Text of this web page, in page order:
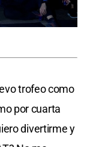
trofeo como
por cuarta
divertirme y